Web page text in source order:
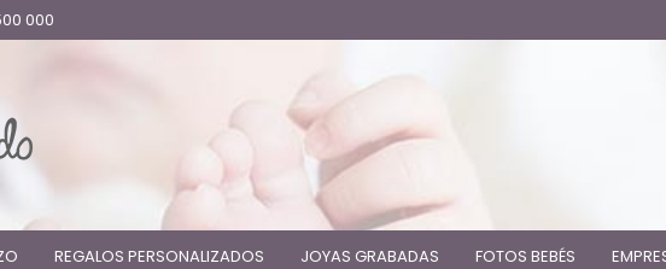
000
REGALOS PERSONALIZADOS JOYAS GRABADAS FOTOS BEBÉS